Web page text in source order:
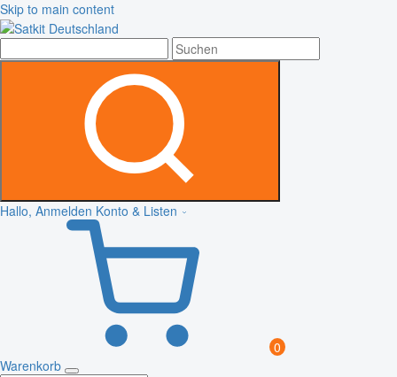
Skip to main content
Hallo, Anmelden Konto & Listen
0
Warenkorb